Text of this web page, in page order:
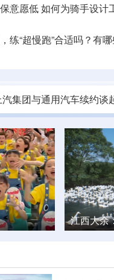
意愿低 如何为骑手设计
练“超慢跑”合适吗？有
汽集团与通用汽车续约谈
日喀则：